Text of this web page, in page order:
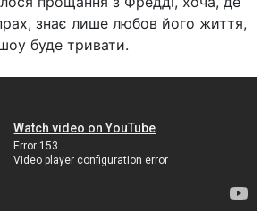
знає лише любов його життя,
буде тривати.